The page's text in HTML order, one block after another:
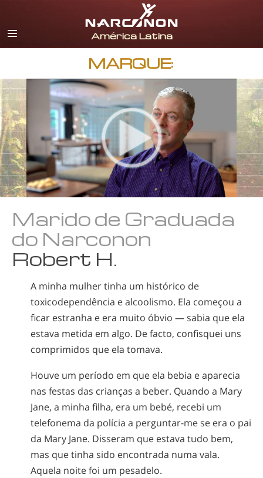
Espanhol
Inglês
Português
Italiano
Francês
Holandês
Alemão
Croata
Todas as Regiões/Línguas
MARQUE:
Marido de Graduada
do Narconon
Robert H.
A minha mulher tinha um histórico de
toxicodependência e alcoolismo. Ela começou a
ficar estranha e era muito óbvio — sabia que ela
estava metida em algo. De facto, confisquei uns
comprimidos que ela tomava.
Houve um período em que ela bebia e aparecia
nas festas das crianças a beber. Quando a Mary
Jane, a minha filha, era um bebé, recebi um
telefonema da polícia a perguntar-mese era o pai
da Mary Jane. Disseram que estava tudo bem,
mas que tinha sido encontrada numa vala.
Aquela noite foi um pesadelo.